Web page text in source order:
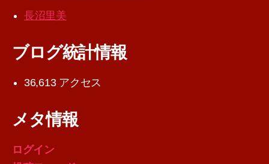
長沼里美
ブログ統計情報
36,613 アクセス
メタ情報
ログイン